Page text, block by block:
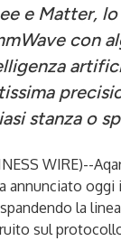
e Matter, lo
con
stanza o
WIRE)--
annunciato oggi
la
sul